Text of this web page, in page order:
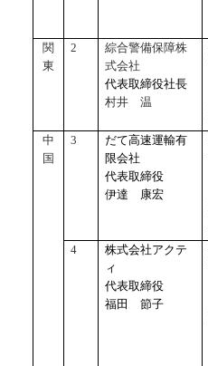
関
東
2
綜合警備保障株
式会社
代表取締役社長
村井 温
中
国
3
だて高速運輸有
限会社
代表取締役
伊達 康宏
4
株式会社アクテ
ィ
代表取締役
福田 節子